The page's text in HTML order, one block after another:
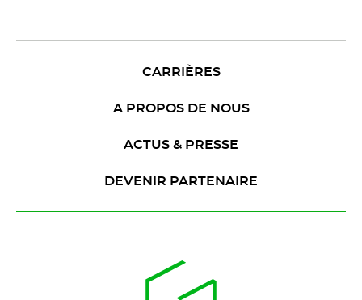
CARRIÈRES
A PROPOS DE NOUS
ACTUS & PRESSE
DEVENIR PARTENAIRE